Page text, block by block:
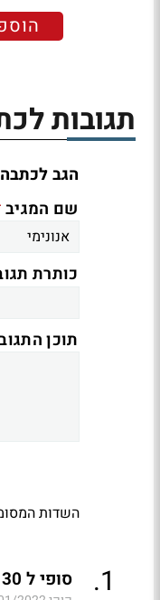
תגובות
הגב לכתבה
שם המגיב
כותרת
תוכן
השדות
1
. סופי ל 30 דולר! (ל"ת)